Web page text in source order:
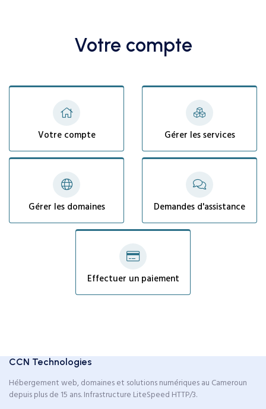
Votre compte
Votre compte Gérer les services
Gérer les domaines Demandes d'assistance
Effectuer un paiement
CCN Technologies
Hébergement web, domaines et solutions numériques au Cameroun
depuis plus de 15 ans. Infrastructure LiteSpeed HTTP/3.